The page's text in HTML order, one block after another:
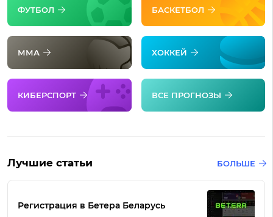
ФУТБОЛ БАСКЕТБОЛ
ММА ХОККЕЙ
КИБЕРСПОРТ ВСЕ ПРОГНОЗЫ
Лучшие статьи БОЛЬШЕ
Регистрация в Бетера Беларусь